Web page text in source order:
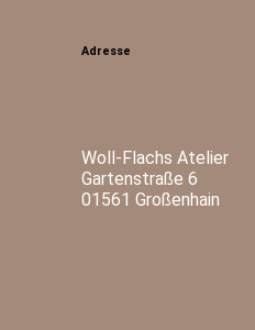
Adresse
Woll-Flachs Atelier
Gartenstraße 6
01561 Großenhain